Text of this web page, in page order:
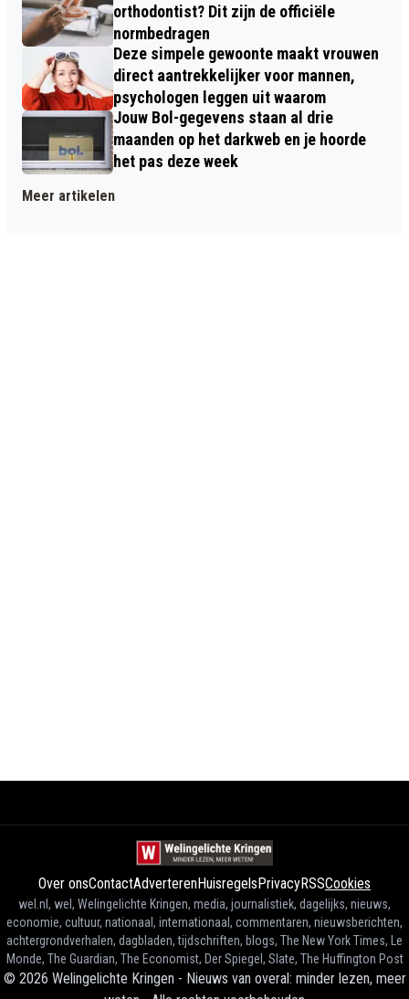
orthodontist? Dit zijn de officiële
normbedragen
Deze simpele gewoonte maakt vrouwen
direct aantrekkelijker voor mannen,
psychologen leggen uit waarom
Jouw Bol-gegevens staan al drie
maanden op het darkweb en je hoorde
het pas deze week
Meer artikelen
Over onsContactAdverterenHuisregelsPrivacyRSSCookies
wel.nl, wel, Welingelichte Kringen, media, journalistiek, dagelijks, nieuws,
economie, cultuur, nationaal, internationaal, commentaren, nieuwsberichten,
achtergrondverhalen, dagbladen, tijdschriften, blogs, The New York Times, Le
Monde, The Guardian, The Economist, Der Spiegel, Slate, The Huffington Post
© 2026 Welingelichte Kringen - Nieuws van overal: minder lezen, meer